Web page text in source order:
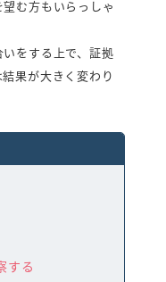
佐賀
査中により、女性探偵以外の
対応となる場合があります。
む方もいらっしゃ
をする上で、証拠
果が大きく変わり
する